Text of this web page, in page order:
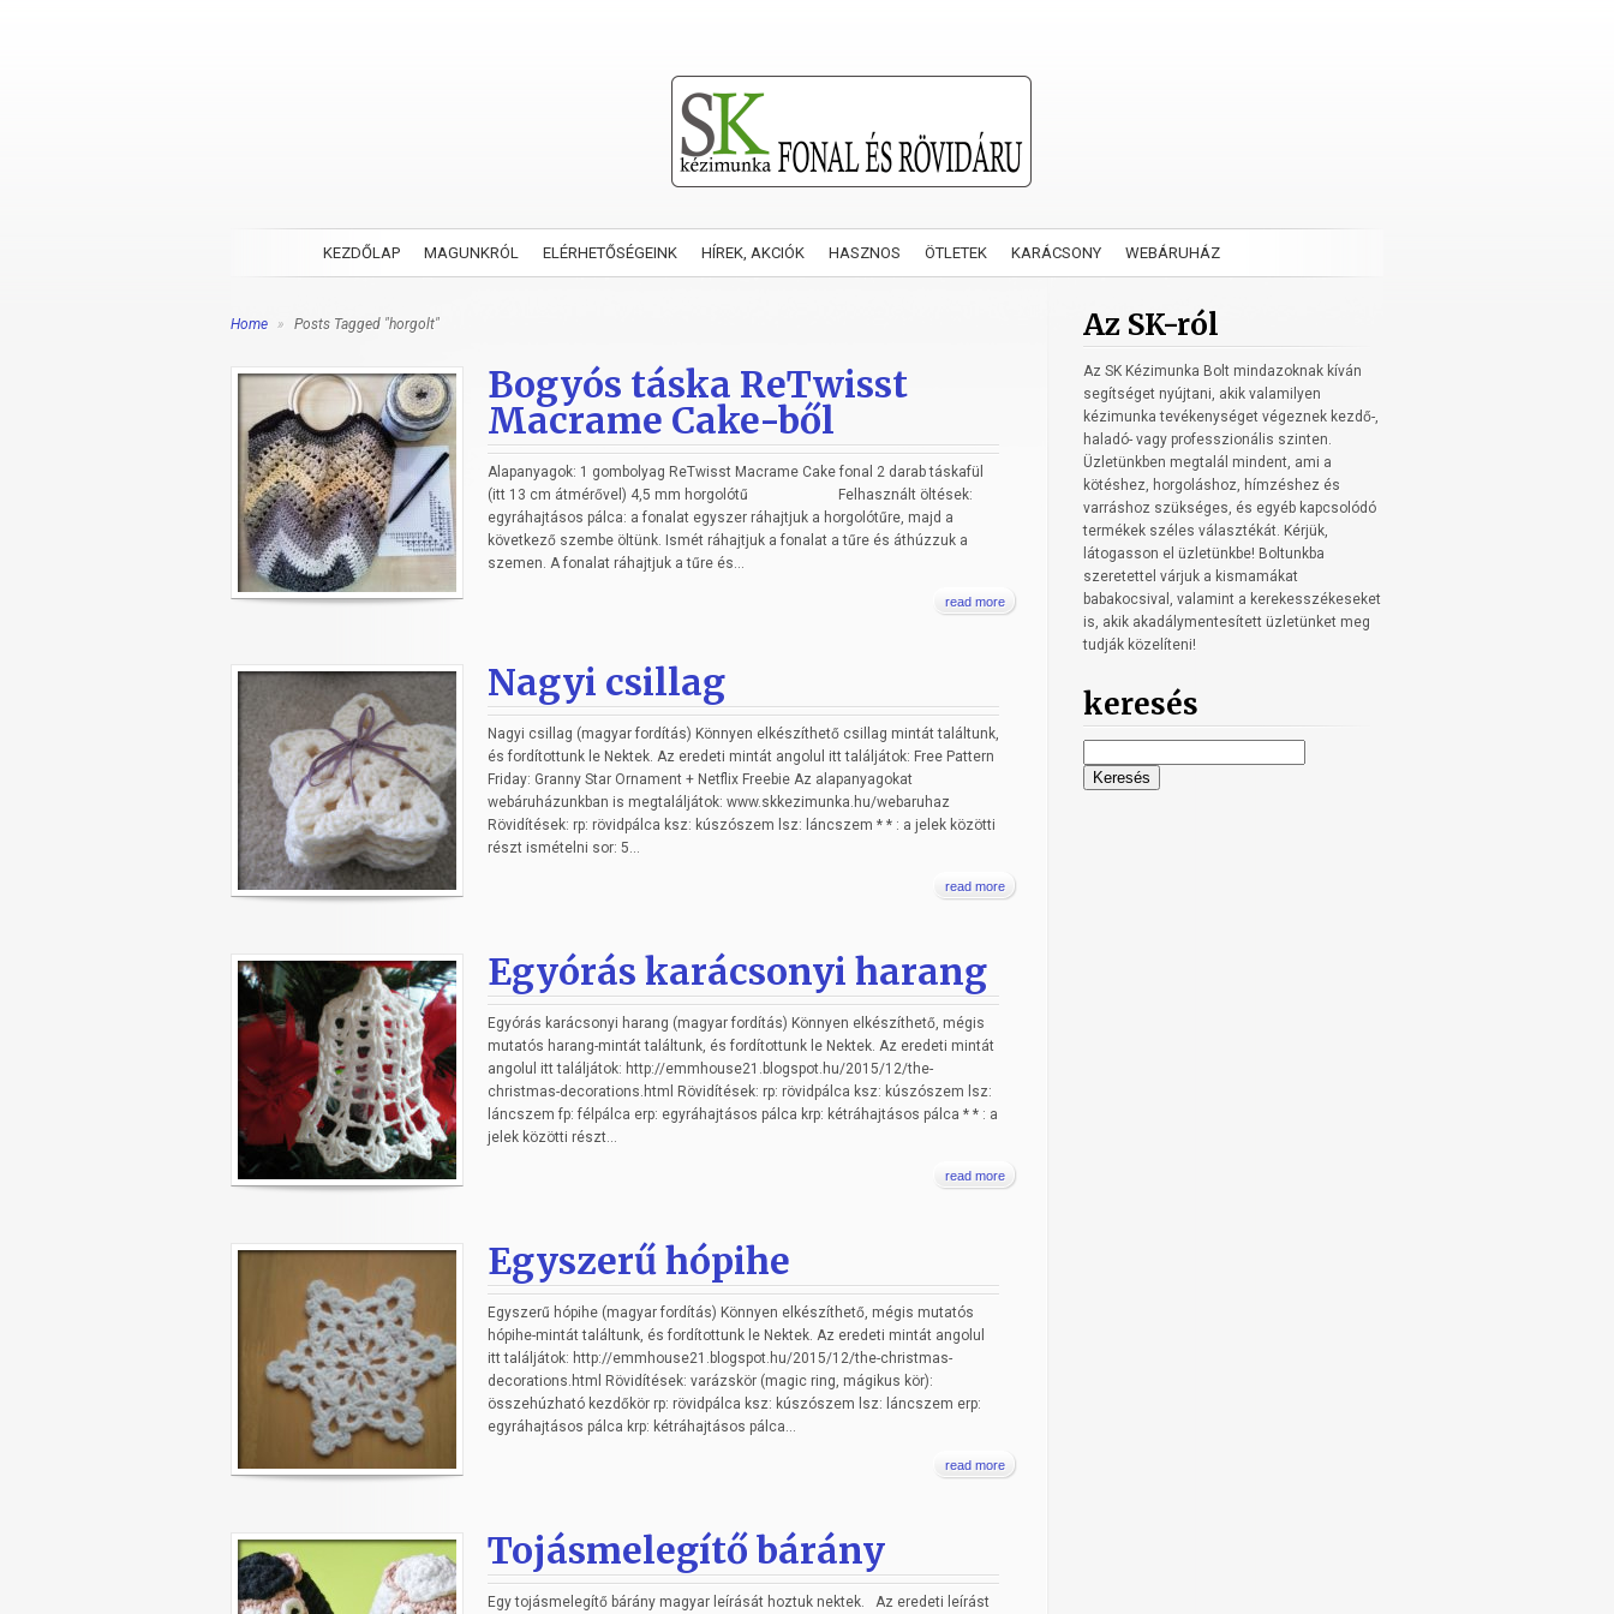
KEZDŐLAP MAGUNKRÓL ELÉRHETŐSÉGEINK HÍREK, AKCIÓK HASZNOS ÖTLETEK KARÁCSONY WEBÁRUHÁZ
Home » Posts Tagged "horgolt"
Bogyós táska ReTwisst
Macrame Cake-ből
Alapanyagok: 1 gombolyag ReTwisst Macrame Cake fonal 2 darab táskafül
(itt 13 cm átmérővel) 4,5 mm horgolótű Felhasznált öltések:
egyráhajtásos pálca: a fonalat egyszer ráhajtjuk a horgolótűre, majd a
következő szembe öltünk. Ismét ráhajtjuk a fonalat a tűre és áthúzzuk a
szemen. A fonalat ráhajtjuk a tűre és...
read more
Nagyi csillag
Nagyi csillag (magyar fordítás) Könnyen elkészíthető csillag mintát találtunk,
és fordítottunk le Nektek. Az eredeti mintát angolul itt találjátok: Free Pattern
Friday: Granny Star Ornament + Netflix Freebie Az alapanyagokat
webáruházunkban is megtaláljátok: www.skkezimunka.hu/webaruhaz
Rövidítések: rp: rövidpálca ksz: kúszószem lsz: láncszem * * : a jelek közötti
részt ismételni sor: 5...
read more
Egyórás karácsonyi harang
Egyórás karácsonyi harang (magyar fordítás) Könnyen elkészíthető, mégis
mutatós harang-mintát találtunk, és fordítottunk le Nektek. Az eredeti mintát
angolul itt találjátok: http://emmhouse21.blogspot.hu/2015/12/the-
christmas-decorations.html Rövidítések: rp: rövidpálca ksz: kúszószem lsz:
láncszem fp: félpálca erp: egyráhajtásos pálca krp: kétráhajtásos pálca * * : a
jelek közötti részt...
read more
Egyszerű hópihe
Egyszerű hópihe (magyar fordítás) Könnyen elkészíthető, mégis mutatós
hópihe-mintát találtunk, és fordítottunk le Nektek. Az eredeti mintát angolul
itt találjátok: http://emmhouse21.blogspot.hu/2015/12/the-christmas-
decorations.html Rövidítések: varázskör (magic ring, mágikus kör):
összehúzható kezdőkör rp: rövidpálca ksz: kúszószem lsz: láncszem erp:
egyráhajtásos pálca krp: kétráhajtásos pálca...
read more
Tojásmelegítő bárány
Egy tojásmelegítő bárány magyar leírását hoztuk nektek. Az eredeti leírást
Az SK-ról
Az SK Kézimunka Bolt mindazoknak kíván
segítséget nyújtani, akik valamilyen
kézimunka tevékenységet végeznek kezdő-,
haladó- vagy professzionális szinten.
Üzletünkben megtalál mindent, ami a
kötéshez, horgoláshoz, hímzéshez és
varráshoz szükséges, és egyéb kapcsolódó
termékek széles választékát. Kérjük,
látogasson el üzletünkbe! Boltunkba
szeretettel várjuk a kismamákat
babakocsival, valamint a kerekesszékeseket
is, akik akadálymentesített üzletünket meg
tudják közelíteni!
keresés